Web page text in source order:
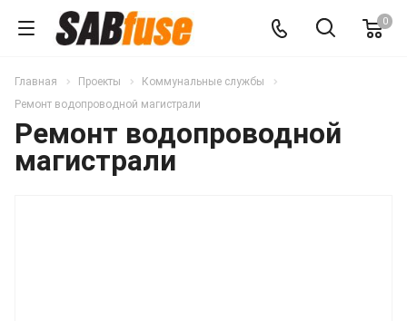
0
Главная Проекты
Коммунальные службы
Ремонт водопроводной магистрали
Ремонт водопроводной
магистрали